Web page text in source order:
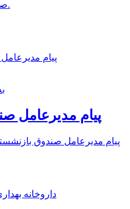
صندوق بازنشستگی فولاد برگزار شد.
پیام مدیرعامل
پیام مدیرعامل صندوق